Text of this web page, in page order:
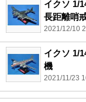
イクソ 1/
長距離哨
2021/12/10
イクソ 1/
機
2021/11/23